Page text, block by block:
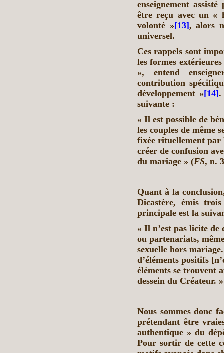
enseignement
être reçu avec un «
volonté »[13], alors
universel.
Ces rappels sont
les formes
», entend
contribution
développement »[14].
suivante :
« Il est possible de
les couples de même
fixée rituellement par
créer de confusion
du mariage » (FS, n.
Quant à la
Dicastère, émis
principale est la
« Il n’est pas licite
ou partenariats,
sexuelle hors
d’éléments positifs
éléments se trouvent
dessein du Créateur. »
Nous sommes donc
prétendant être
authentique » du
Pour sortir de cette